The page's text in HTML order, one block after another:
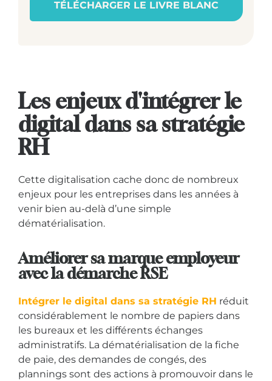
TÉLÉCHARGER LE LIVRE BLANC
Les enjeux d'intégrer le
digital dans sa stratégie
RH
Cette digitalisation cache donc de nombreux
enjeux pour les entreprises dans les années à
venir bien au-delà d’une simple
dématérialisation.
Améliorer sa marque employeur
avec la démarche RSE
Intégrer le digital dans sa stratégie RH réduit
considérablement le nombre de papiers dans
les bureaux et les différents échanges
administratifs. La dématérialisation de la fiche
de paie, des demandes de congés, des
plannings sont des actions à promouvoir dans le